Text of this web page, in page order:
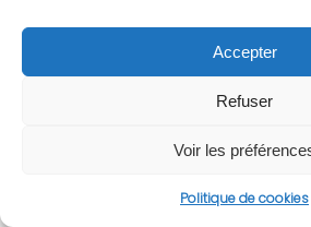
Accepter
Refuser
Voir les
Politique de cookies